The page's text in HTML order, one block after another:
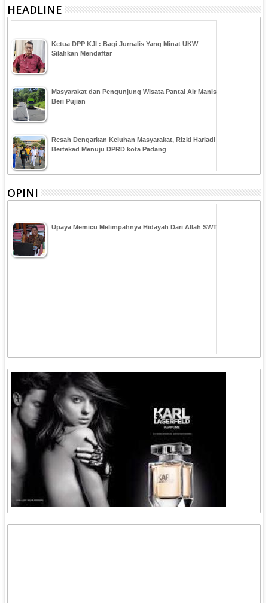
HEADLINE
Ketua DPP KJI : Bagi Jurnalis Yang Minat UKW
Silahkan Mendaftar
Masyarakat dan Pengunjung Wisata Pantai Air Manis
Beri Pujian
Resah Dengarkan Keluhan Masyarakat, Rizki Hariadi
Bertekad Menuju DPRD kota Padang
OPINI
Upaya Memicu Melimpahnya Hidayah Dari Allah SWT